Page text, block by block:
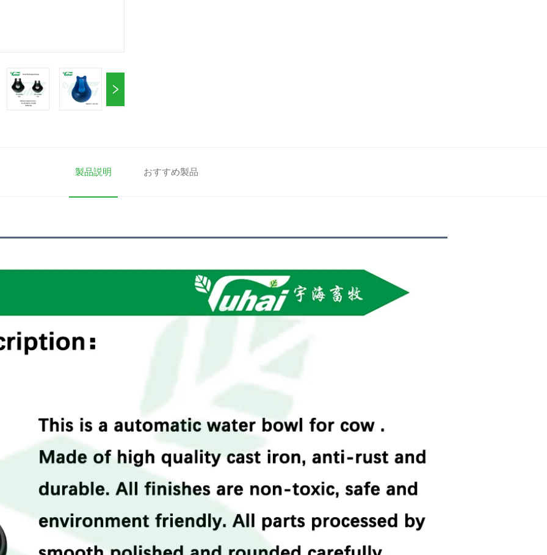
製品説明 おすすめ製品